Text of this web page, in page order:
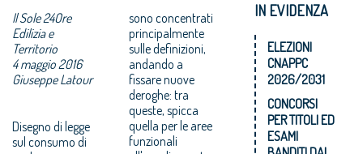
Il Sole 24Ore
Edilizia e
Territorio
4 maggio 2016
Giuseppe Latour
Disegno di legge
sul consumo di
sono concentrati
principalmente
sulle definizioni,
andando a
fissare nuove
deroghe: tra
queste, spicca
quella per le aree
funzionali
IN EVIDENZA
ELEZIONI
CNAPPC
2026/2031
CONCORSI
PER TITOLI ED
ESAMI